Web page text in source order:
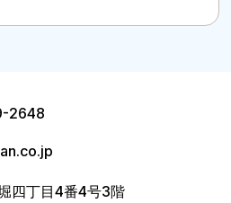
2648
四丁目4番4号3階